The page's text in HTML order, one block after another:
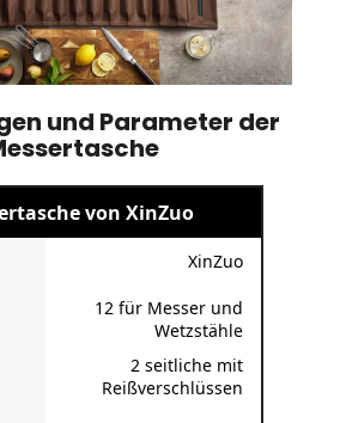
und Parameter der
von XinZuo
XinZuo
12 für Messer und
Wetzstähle
2 seitliche mit
Reißverschlüssen